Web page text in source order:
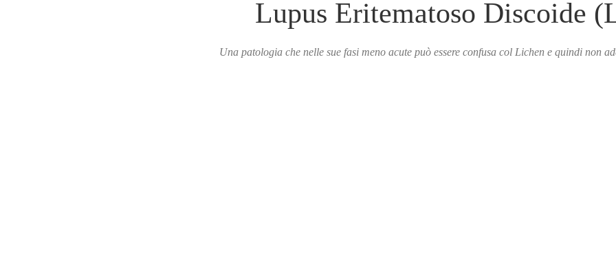
Lupus Eritematoso Discoide
Una patologia che nelle sue fasi meno acute può essere confusa col Lichen e quindi non